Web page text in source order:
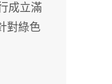
成立滿
對綠色